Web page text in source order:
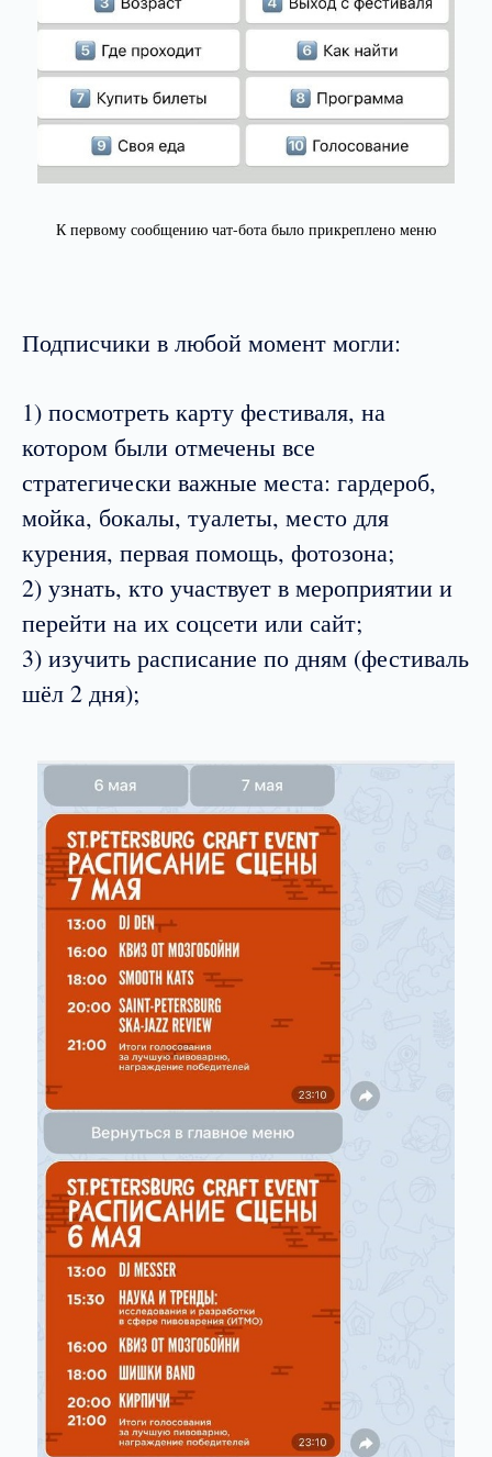
К первому сообщению чат-бота было прикреплено меню
Подписчики в любой момент могли:
1) посмотреть карту фестиваля, на
котором были отмечены все
стратегически важные места: гардероб,
мойка, бокалы, туалеты, место для
курения, первая помощь, фотозона;
2) узнать, кто участвует в мероприятии и
перейти на их соцсети или сайт;
3) изучить расписание по дням (фестиваль
шёл 2 дня);